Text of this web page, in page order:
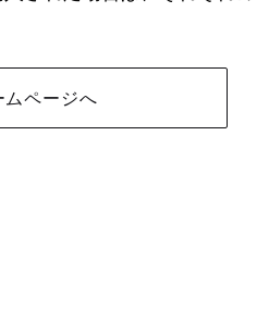
ムページへ